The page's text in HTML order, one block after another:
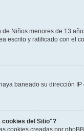
de Niños menores de 13
escrito y ratificado con el
baneado su dirección
cookies del Sitio"?
cookies creadas por